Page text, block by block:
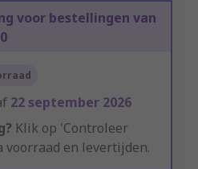
voor bestellingen van
22 september 2026
Klik op 'Controleer
voorraad en levertijden.